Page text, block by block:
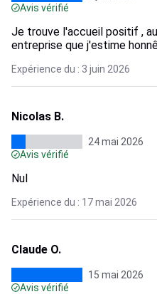
Avis vérifié
Je trouve l'accueil positif ,
entreprise que j'estime
Expérience du : 3 juin 2026
Nicolas B.
24 mai 2026
Avis vérifié
Nul
Expérience du : 17 mai 2026
Claude O.
15 mai 2026
Avis vérifié